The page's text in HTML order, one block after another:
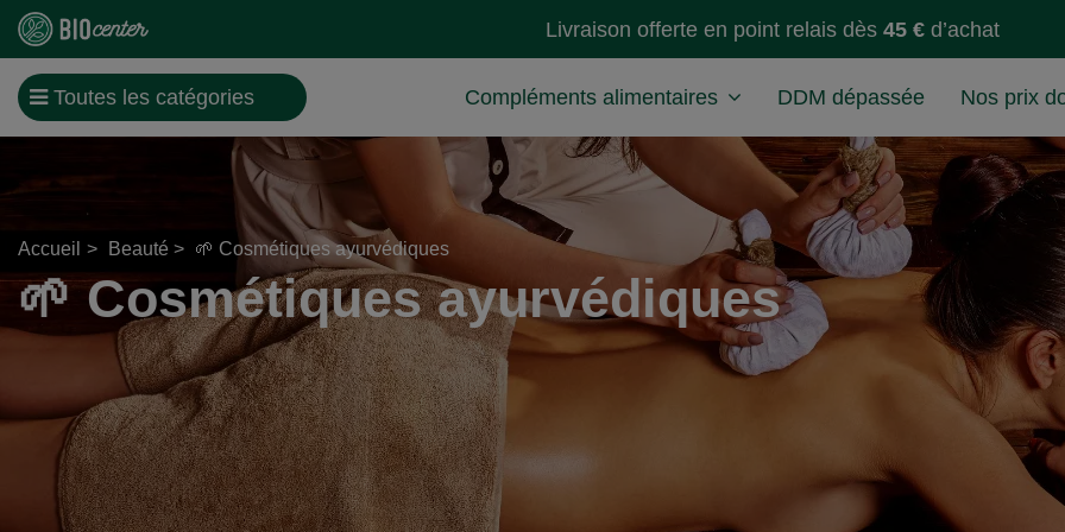
Livraison offerte en point relais dès 45 € d’achat
Toutes les catégories Compléments alimentaires DDM dépassée Nos prix
Accueil Beauté 🌱 Cosmétiques ayurvédiques
🌱 Cosmétiques ayurvédiques